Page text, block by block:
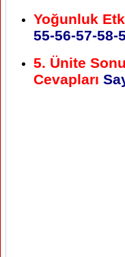
Yoğunluk
55-56-57-58-
5. Ünite
Cevapları